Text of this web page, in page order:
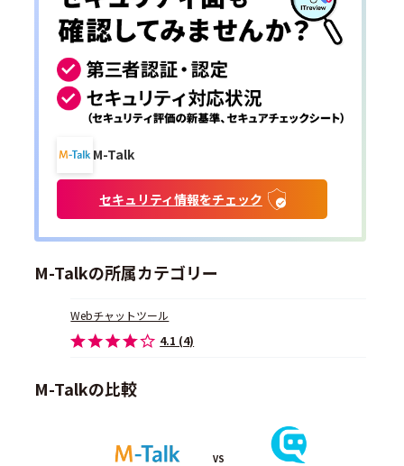
M-Talk
セキュリティ情報をチェック
M-Talkの所属カテゴリー
Webチャットツール
4.1 (4)
M-Talkの比較
VS